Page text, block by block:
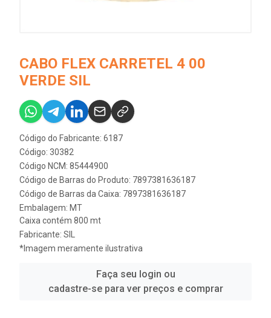
CABO FLEX CARRETEL 4 00
VERDE SIL
Código do Fabricante: 6187
Código: 30382
Código NCM: 85444900
Código de Barras do Produto: 7897381636187
Código de Barras da Caixa: 7897381636187
Embalagem: MT
Caixa contém 800 mt
Fabricante: SIL
*Imagem meramente ilustrativa
Faça seu login ou
cadastre-se para ver preços e comprar